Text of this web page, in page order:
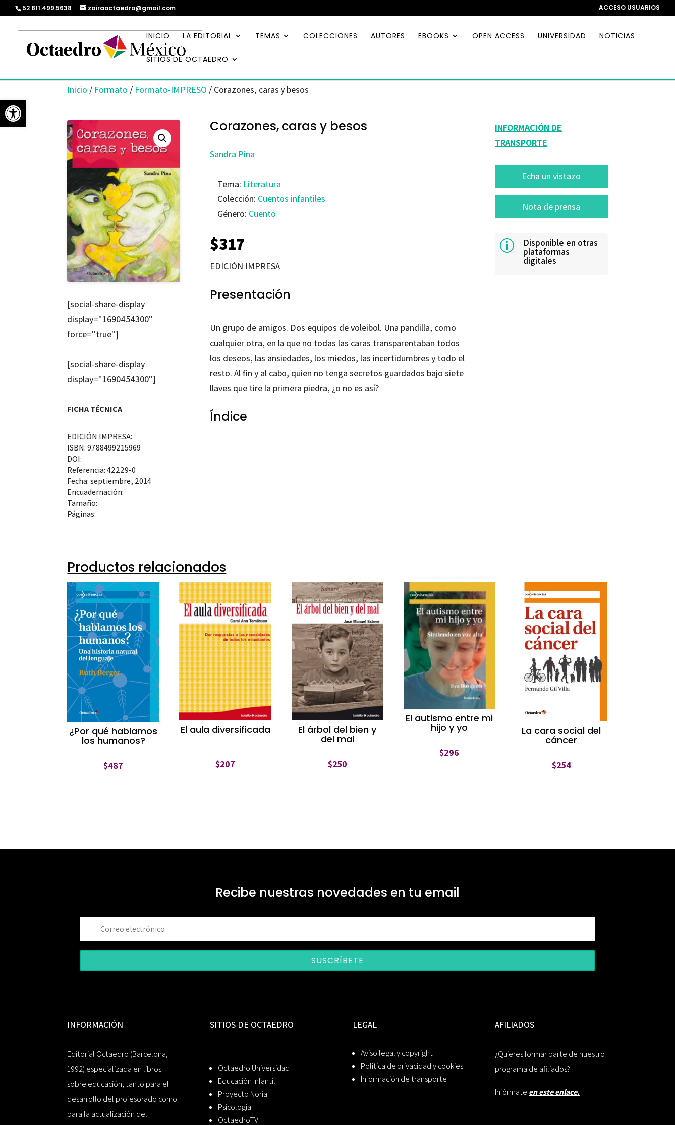
Abrir barra de herramientas
52 811.499.5638 zairaoctaedro@gmail.com ACCESO USUARIOS
INICIO LA EDITORIAL TEMAS COLECCIONES AUTORES EBOOKS OPEN ACCESS UNIVERSIDAD NOTICIAS
SITIOS DE OCTAEDRO
Inicio / Formato / Formato-IMPRESO / Corazones, caras y besos
[social-share-display
display="1690454300"
force="true"]
[social-share-display
display="1690454300"]
FICHA TÉCNICA
EDICIÓN IMPRESA:
ISBN: 9788499215969
DOI:
Referencia: 42229-0
Fecha: septiembre, 2014
Encuadernación:
Tamaño:
Páginas:
Corazones, caras y besos
Sandra Pina
Tema: Literatura
Colección: Cuentos infantiles
Género: Cuento
$317
EDICIÓN IMPRESA
Presentación
Un grupo de amigos. Dos equipos de voleibol. Una pandilla, como
cualquier otra, en la que no todas las caras transparentaban todos
los deseos, las ansiedades, los miedos, las incertidumbres y todo el
resto. Al fin y al cabo, quien no tenga secretos guardados bajo siete
llaves que tire la primera piedra, ¿o no es así?
Índice
INFORMACIÓN DE
TRANSPORTE
Echa un vistazo
Nota de prensa
p Disponible en otras
plataformas
digitales
Productos relacionados
¿Por qué hablamos
los humanos?
$487
El aula diversificada
$207
El árbol del bien y
del mal
$250
El autismo entre mi
hijo y yo
$296
La cara social del
cáncer
$254
Recibe nuestras novedades en tu email
SUSCRÍBETE
INFORMACIÓN
Editorial Octaedro (Barcelona,
1992) especializada en libros
sobre educación, tanto para el
desarrollo del profesorado como
para la actualización del
SITIOS DE OCTAEDRO
Octaedro Universidad
Educación Infantil
Proyecto Noria
Psicología
OctaedroTV
LEGAL
Aviso legal y copyright
Política de privacidad y cookies
Información de transporte
AFILIADOS
¿Quieres formar parte de nuestro
programa de afiliados?
Infórmate en este enlace.